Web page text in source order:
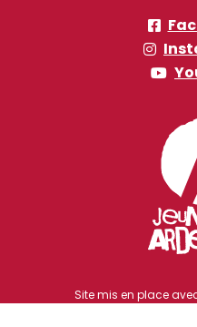
Site mis en place